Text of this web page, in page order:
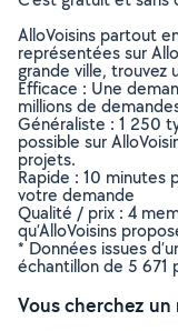
AlloVoisins partout
représentées sur
grande ville, trouvez
Efficace : Une
millions de
Généraliste : 1 250
possible sur
projets.
Rapide : 10 minutes
votre demande
Qualité / prix : 4
qu’AlloVoisins
* Données issues
échantillon de 5 671
Vous cherchez